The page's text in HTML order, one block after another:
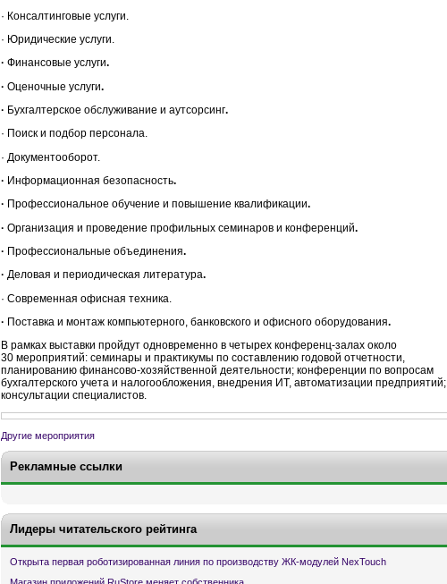
· Консалтинговые услуги.
· Юридические услуги.
· Финансовые услуги.
· Оценочные услуги.
· Бухгалтерское обслуживание и аутсорсинг.
· Поиск и подбор персонала.
· Документооборот.
· Информационная безопасность.
· Профессиональное обучение и повышение квалификации.
· Организация и проведение профильных семинаров и конференций.
· Профессиональные объединения.
· Деловая и периодическая литература.
· Современная офисная техника.
· Поставка и монтаж компьютерного, банковского и офисного оборудования.
В рамках выставки пройдут одновременно в четырех конференц-залах около
30 мероприятий: семинары и практикумы по составлению годовой отчетности,
планированию финансово-хозяйственной деятельности; конференции по вопросам
бухгалтерского учета и налогообложения, внедрения ИТ, автоматизации предприятий;
консультации специалистов.
Другие мероприятия
Рекламные ссылки
Лидеры читательского рейтинга
Открыта первая роботизированная линия по производству ЖК-модулей NexTouch